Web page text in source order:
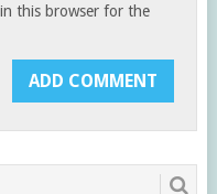
this browser for the